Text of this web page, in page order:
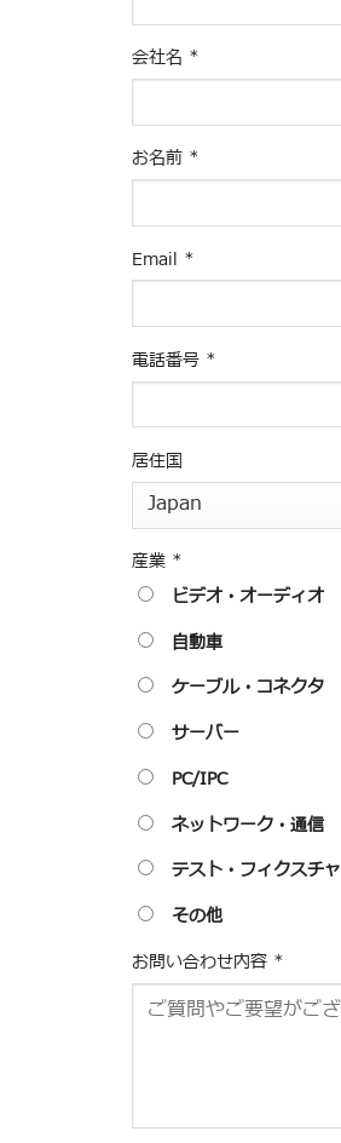
会社名 *
お名前 *
Email *
電話番号 *
居住国
産業 *
ビデオ・オーディオ
自動車
ケーブル・コネクタ
サーバー
PC/IPC
ネットワーク・通信
テスト・フィクスチャ
その他
お問い合わせ内容 *